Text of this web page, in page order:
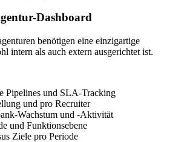
Dashboard
benötigen eine einzigartige
intern als auch extern ausgerichtet ist.
Pipelines und SLA-Tracking
und pro Recruiter
Wachstum und -Aktivität
und Funktionsebene
Ziele pro Periode